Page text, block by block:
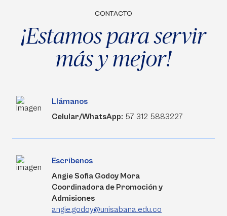
CONTACTO
¡Estamos para servir
más y mejor!
Llámanos
Celular/WhatsApp: 57 312 5883227
Escríbenos
Angie Sofia Godoy Mora
Coordinadora de Promoción y
Admisiones
angie.godoy@unisabana.edu.co